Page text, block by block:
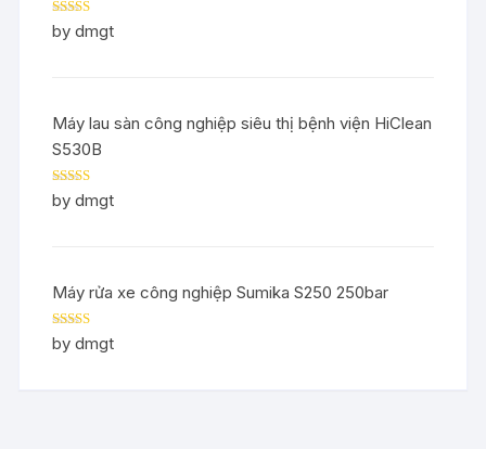
Rated5out
of 5
by dmgt
Máy lau sàn công nghiệp siêu thị bệnh viện HiClean
S530B
Rated5out
of 5
by dmgt
Máy rửa xe công nghiệp Sumika S250 250bar
Rated5out
of 5
by dmgt